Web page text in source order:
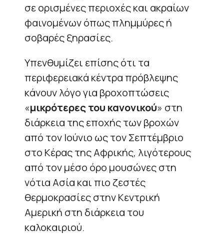
σε ορισμένες περιοχές και ακραίων
φαινομένων όπως πλημμύρες ή
σοβαρές ξηρασίες.
Υπενθυμίζει επίσης ότι τα
περιφερειακά κέντρα πρόβλεψης
κάνουν λόγο για βροχοπτώσεις
«μικρότερες του κανονικού» στη
διάρκεια της εποχής των βροχών
από τον Ιούνιο ως τον Σεπτέμβριο
στο Κέρας της Αφρικής, λιγότερους
από τον μέσο όρο μουσώνες στη
νότια Ασία και πιο ζεστές
θερμοκρασίες στην Κεντρική
Αμερική στη διάρκεια του
καλοκαιριού.